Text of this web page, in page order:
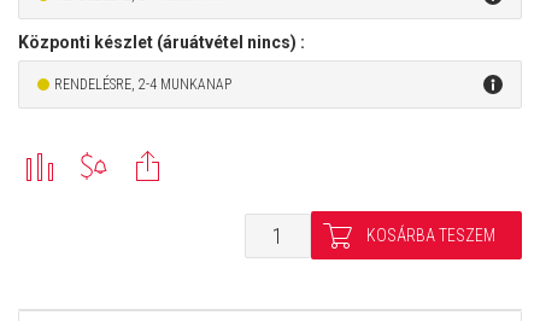
Központi készlet (áruátvétel nincs) :
RENDELÉSRE, 2-4 MUNKANAP